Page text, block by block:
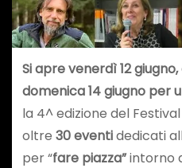
Si apre venerdì 12
domenica 14 giugno per
la 4^ edizione del Festival
oltre 30 eventidedicati
per “fare piazza”intorno